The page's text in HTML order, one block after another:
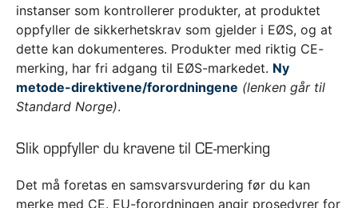
instanser som kontrollerer produkter, at produktet
oppfyller de sikkerhetskrav som gjelder i EØS, og at
dette kan dokumenteres. Produkter med riktig CE-
merking, har fri adgang til EØS-markedet. Ny
metode-direktivene/forordningene (lenken går til
Standard Norge).
Slik oppfyller du kravene til CE-merking
Det må foretas en samsvarsvurdering før du kan
merke med CE. EU-forordningen angir prosedyrer for